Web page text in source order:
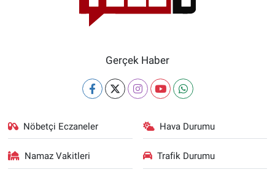
Gerçek Haber
Nöbetçi Eczaneler Hava Durumu
Namaz Vakitleri Trafik Durumu